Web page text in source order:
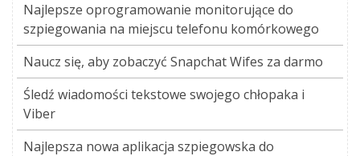
Najlepsze oprogramowanie monitorujące do
szpiegowania na miejscu telefonu komórkowego
Naucz się, aby zobaczyć Snapchat Wifes za darmo
Śledź wiadomości tekstowe swojego chłopaka i
Viber
Najlepsza nowa aplikacja szpiegowska do